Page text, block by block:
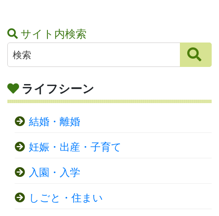
サイト内検索
ライフシーン
結婚・離婚
妊娠・出産・子育て
入園・入学
しごと・住まい